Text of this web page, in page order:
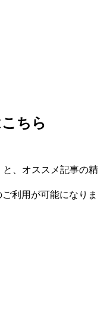
ちら
、オススメ記事の精
利用が可能になりま